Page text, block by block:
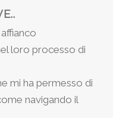
loro processo di
mi ha permesso di
navigando il